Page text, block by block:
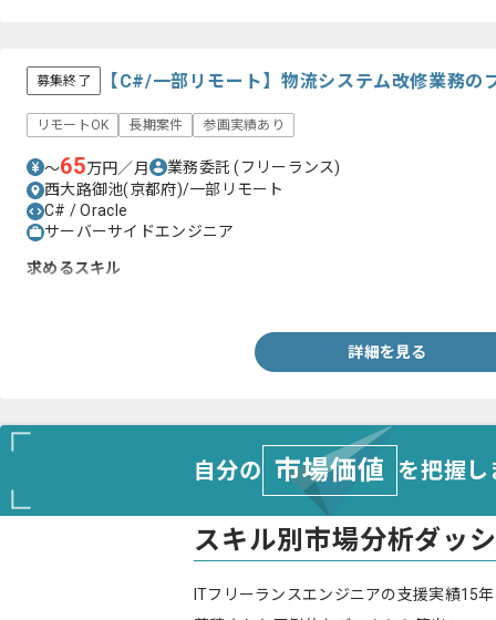
募集終了 【C#/一部リモート】物流システム改修業務の
リモートOK 長期案件 参画実績あり
〜65万円／月 業務委託(フリーランス)
西大路御池(京都府)/一部リモート
C# / Oracle
サーバーサイドエンジニア
求めるスキル
詳細を見る
自分の 市場価値 を把握
スキル別市場分析ダッ
ITフリーランスエンジニアの支援実績15